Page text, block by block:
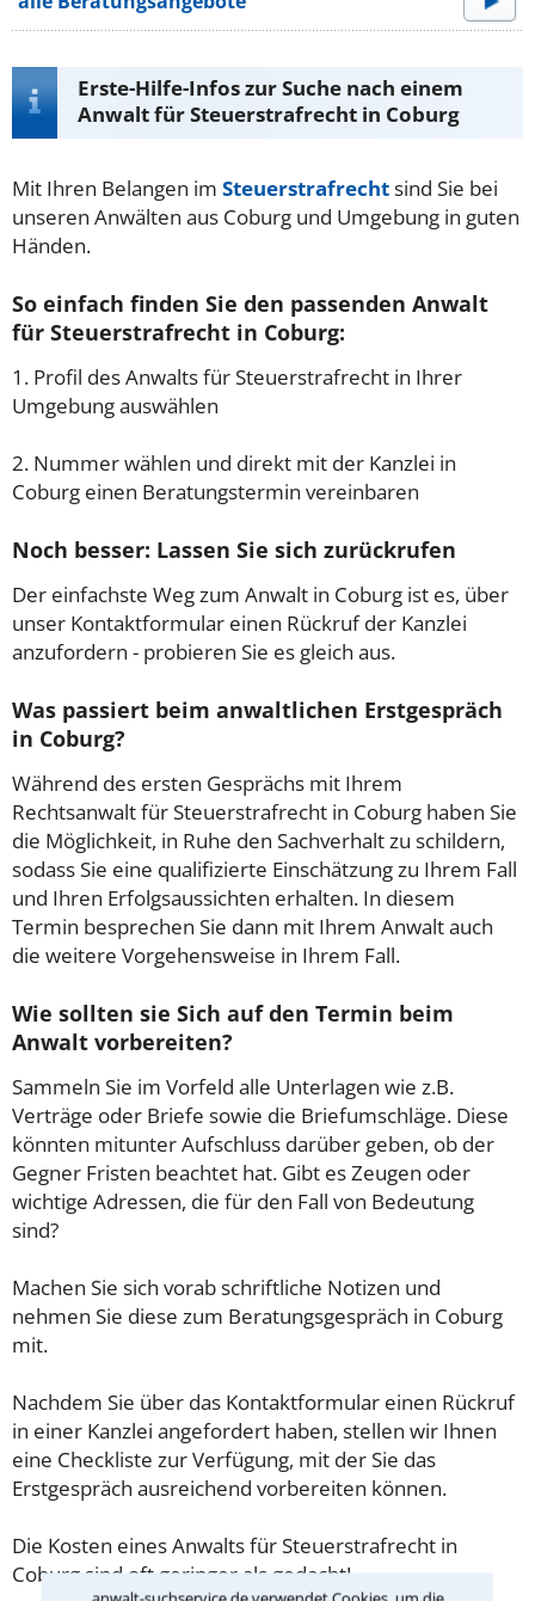
Erste-Hilfe-Infos zur Suche nach einem
Anwalt für Steuerstrafrecht in Coburg
Mit Ihren Belangen im Steuerstrafrechtsind Sie bei
unseren Anwälten aus Coburg und Umgebung in guten
Händen.
So einfach finden Sie den passenden Anwalt
für Steuerstrafrecht in Coburg:
1. Profil des Anwalts für Steuerstrafrecht in Ihrer
Umgebung auswählen
2. Nummer wählen und direkt mit der Kanzlei in
Coburg einen Beratungstermin vereinbaren
Noch besser: Lassen Sie sich zurückrufen
Der einfachste Weg zum Anwalt in Coburg ist es, über
unser Kontaktformular einen Rückruf der Kanzlei
anzufordern - probieren Sie es gleich aus.
Was passiert beim anwaltlichen Erstgespräch
in Coburg?
Während des ersten Gesprächs mit Ihrem
Rechtsanwalt für Steuerstrafrecht in Coburg haben Sie
die Möglichkeit, in Ruhe den Sachverhalt zu schildern,
sodass Sie eine qualifizierte Einschätzung zu Ihrem Fall
und Ihren Erfolgsaussichten erhalten. In diesem
Termin besprechen Sie dann mit Ihrem Anwalt auch
die weitere Vorgehensweise in Ihrem Fall.
Wie sollten sie Sich auf den Termin beim
Anwalt vorbereiten?
Sammeln Sie im Vorfeld alle Unterlagen wie z.B.
Verträge oder Briefe sowie die Briefumschläge. Diese
könnten mitunter Aufschluss darüber geben, ob der
Gegner Fristen beachtet hat. Gibt es Zeugen oder
wichtige Adressen, die für den Fall von Bedeutung
sind?
Machen Sie sich vorab schriftliche Notizen und
nehmen Sie diese zum Beratungsgespräch in Coburg
mit.
Nachdem Sie über das Kontaktformular einen Rückruf
in einer Kanzlei angefordert haben, stellen wir Ihnen
eine Checkliste zur Verfügung, mit der Sie das
Erstgespräch ausreichend vorbereiten können.
Die Kosten eines Anwalts für Steuerstrafrecht in
Coburg sind oft geringer als gedacht!